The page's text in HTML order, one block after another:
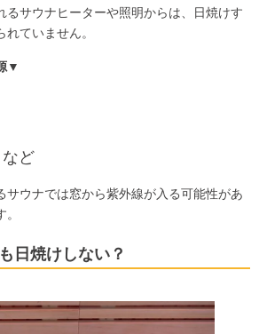
るサウナヒーターや照明からは、日焼けす
ていません。
▼
ど
サウナでは窓から紫外線が入る可能性があ
日焼けしない？